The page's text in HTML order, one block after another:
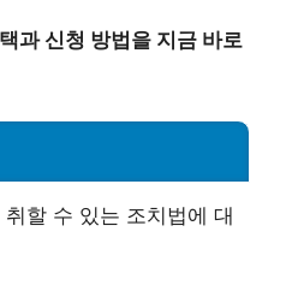
과 신청 방법을 지금 바로
할 수 있는 조치법에 대